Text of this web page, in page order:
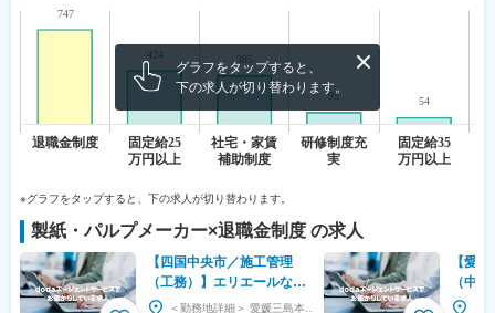
グラフをタップすると、
下の求人が切り替わります。
※グラフをタップすると、下の求人が切り替わります。
製紙・パルプメーカー×退職金制度の求人
【四国中央市／施工管理
（工務）】エリエールなど
の日用品メーカー／業界ト
【愛
（中
へ） ※